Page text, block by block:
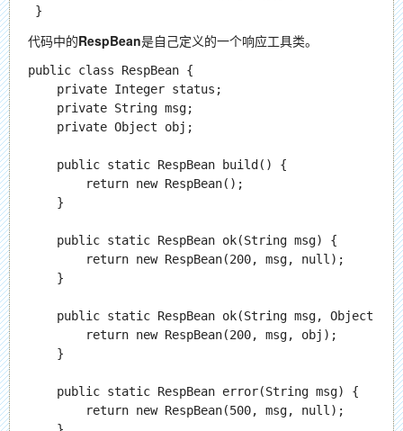
代码中的RespBean是自己定义的一个响应工具类。
public class RespBean {
    private Integer status;
    private String msg;
    private Object obj;
    public static RespBean build() {
        return new RespBean();
    }
    public static RespBean ok(String msg) {
        return new RespBean(200, msg, null);
    }
public static RespBean ok(String msg, Object
        return new RespBean(200, msg, obj);
    }
    public static RespBean error(String msg) {
        return new RespBean(500, msg, null);